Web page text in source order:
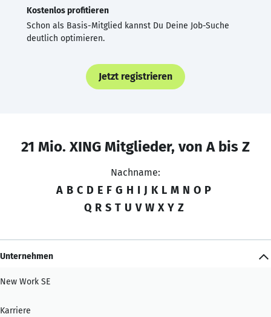
Kostenlos profitieren
Schon als Basis-Mitglied kannst Du Deine Job-Suche
deutlich optimieren.
Jetzt registrieren
21 Mio. XING Mitglieder, von A bis Z
Nachname:
A B C D E F G H I J K L M N O P
Q R S T U V W X Y Z
Unternehmen
New Work SE
Karriere